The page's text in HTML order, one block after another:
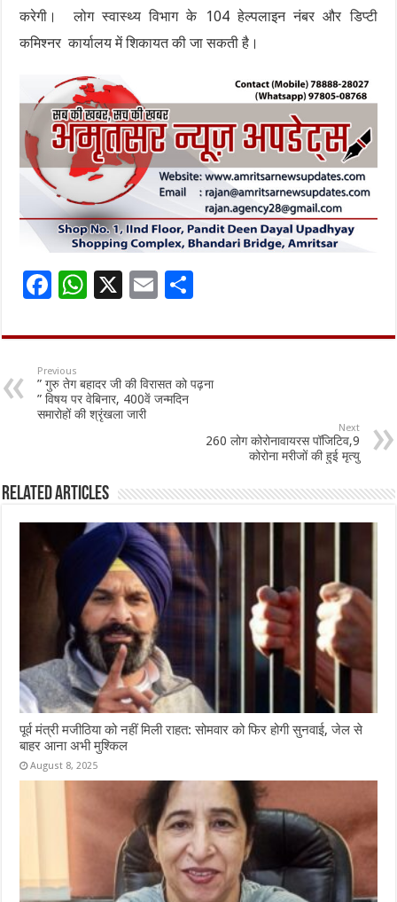
करेगी। लोग स्वास्थ्य विभाग के 104 हेल्पलाइन नंबर और डिप्टी
कमिश्नर कार्यालय में शिकायत की जा सकती है।
F
e
b
o
o
W
at
sA
p
p
X
E
ai ar
Previous
” गुरु तेग बहादर जी की विरासत को पढ़ना
” विषय पर वेबिनार, 400वें जन्मदिन
समारोहों की श्रृंखला जारी
Next
260 लोग कोरोनावायरस पॉजिटिव,9
कोरोना मरीजों की हुई मृत्यु
Related Articles
पूर्व मंत्री मजीठिया को नहीं मिली राहत: सोमवार को फिर होगी सुनवाई, जेल से
बाहर आना अभी मुश्किल
August 8, 2025